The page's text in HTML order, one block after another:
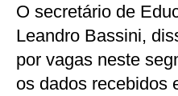
O secretário de
Leandro Bassini,
por vagas neste
os dados recebidos